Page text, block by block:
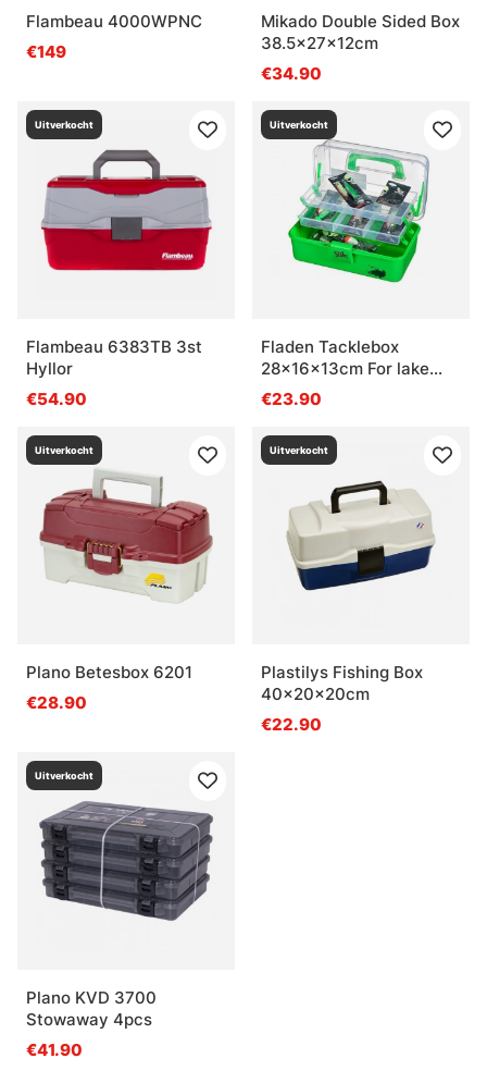
Flambeau 4000WPNC
€149
Mikado Double Sided Box
38.5x27x12cm
€34.90
Uitverkocht
Flambeau 6383TB 3st
Hyllor
€54.90
Uitverkocht
Fladen Tacklebox
28x16x13cm For lake
fishing, Limegreen
€23.90
Uitverkocht
Plano Betesbox 6201
€28.90
Uitverkocht
Plastilys Fishing Box
40x20x20cm
€22.90
Uitverkocht
Plano KVD 3700
Stowaway 4pcs
€41.90